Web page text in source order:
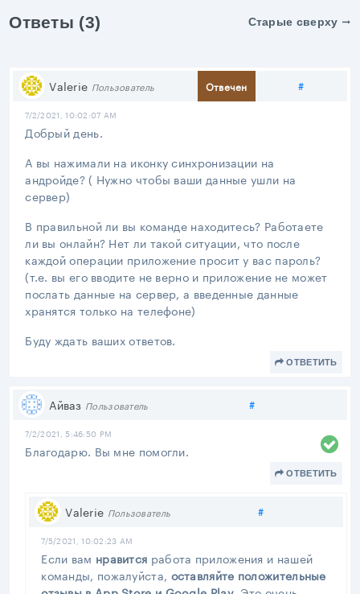
Ответы (3) Старые сверху
Valerie Пользователь Отвечен #
7/2/2021, 10:02:07 AM
Добрый день.
А вы нажимали на иконку синхронизации на
андройде? ( Нужно чтобы ваши данные ушли на
сервер)
В правильной ли вы команде находитесь? Работаете
ли вы онлайн? Нет ли такой ситуации, что после
каждой операции приложение просит у вас пароль?
(т.е. вы его вводите не верно и приложение не может
послать данные на сервер, а введенные данные
хранятся только на телефоне)
Буду ждать ваших ответов.
ОТВЕТИТЬ
Айваз Пользователь #Поделиться
7/2/2021, 5:46:50 PM
Благодарю. Вы мне помогли.
ОТВЕТИТЬ
Valerie Пользователь #Поделиться
7/5/2021, 10:02:23 AM
Если вам нравится работа приложения и нашей
команды, пожалуйста, оставляйте положительные